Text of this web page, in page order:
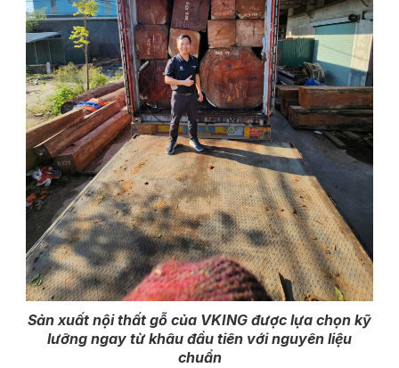
Sản xuất nội thất gỗ của VKING được lựa chọn kỹ
lưỡng ngay từ khâu đầu tiên với nguyên liệu
chuẩn